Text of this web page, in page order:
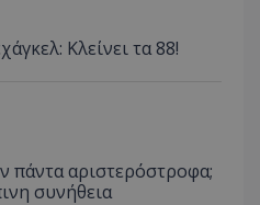
Κλείνει τα 88!
πάντα αριστερόστροφα;
συνήθεια